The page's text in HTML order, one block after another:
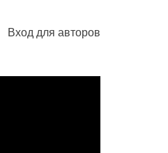
Вход для авторов